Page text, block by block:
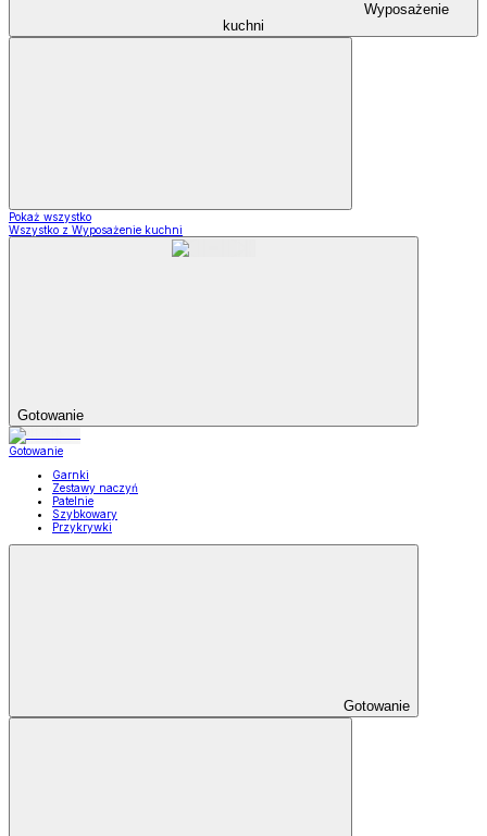
Wyposażenie
kuchni
Pokaż wszystko
Wszystko z Wyposażenie kuchni
Gotowanie
Gotowanie
Garnki
Zestawy naczyń
Patelnie
Szybkowary
Przykrywki
Gotowanie